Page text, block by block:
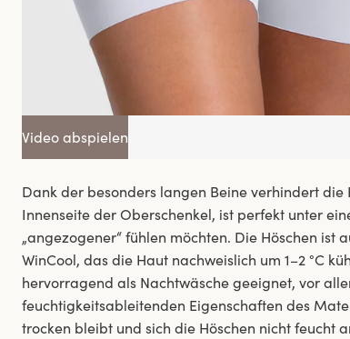
Video abspielen
Dank der besonders langen Beine verhindert die
Innenseite der Oberschenkel, ist perfekt unter
„angezogener“ fühlen möchten. Die Höschen
WinCool, das die Haut nachweislich um 1–2 °C
hervorragend als Nachtwäsche geeignet, vor
feuchtigkeitsableitenden Eigenschaften des
trocken bleibt und sich die Höschen nicht feucht